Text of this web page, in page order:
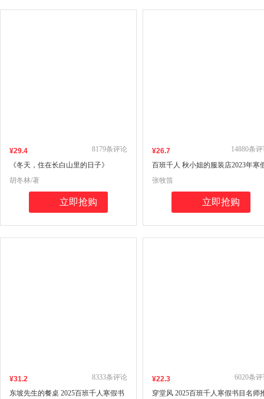
¥29.4
《冬天，住在长白山里的日子》
（2024年百班千人寒假书单 四年级推
荐阅读）
8179条评论
胡冬林/著
立即抢购
¥26.7
百班千人 秋小姐的服装店2023年寒
书单 三年级推荐阅读
14880条
张牧笛
立即抢购
¥31.2
东坡先生的餐桌 2025百班千人寒假书
8333条评论 ¥22.3
穿堂风 2025百班千人寒假书目名师
6020条